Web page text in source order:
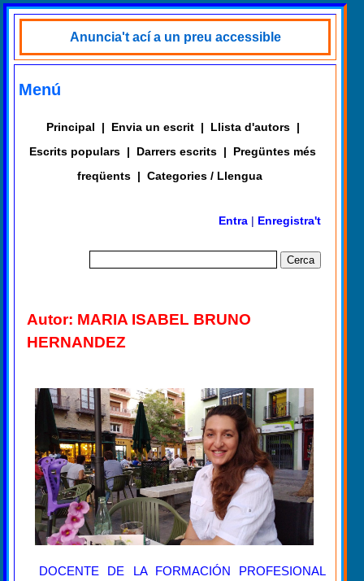
Anuncia't ací a un preu accessible
Menú
Principal | Envia un escrit | Llista d'autors |
Escrits populars | Darrers escrits |
Pregüntes més
freqüents | Categories / Llengua
Entra | Enregistra't
Autor: MARIA ISABEL BRUNO
HERNANDEZ
DOCENTE DE LA FORMACIÓN PROFESIONAL